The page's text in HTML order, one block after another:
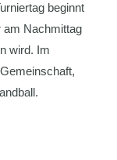
beginnt
am Nachmittag
wird. Im